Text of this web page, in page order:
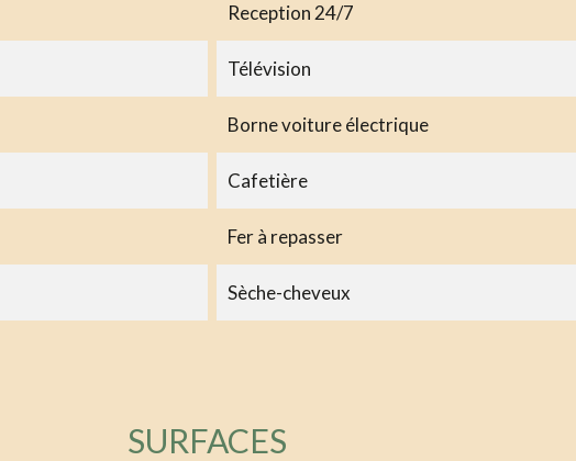
Reception 24/7
Télévision
Borne voiture électrique
Cafetière
Fer à repasser
Sèche-cheveux
SURFACES